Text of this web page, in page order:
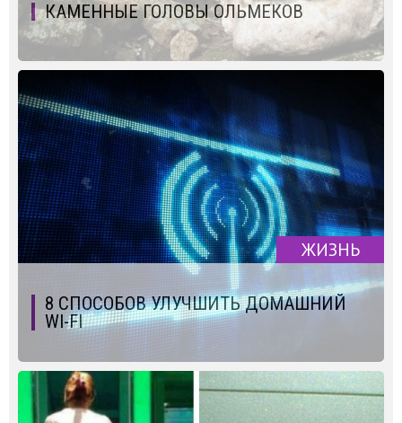
КАМЕННЫЕ ГОЛОВЫ ОЛЬМЕКОВ
ЖИЗНЬ
8 СПОСОБОВ УЛУЧШИТЬ ДОМАШНИЙ
WI-FI